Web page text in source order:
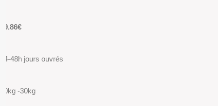
19.86€
24-48h jours ouvrés
20kg -30kg